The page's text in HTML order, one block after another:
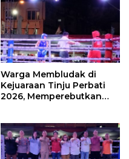
Warga Membludak di
Kejuaraan Tinju Perbati
2026, Memperebutkan